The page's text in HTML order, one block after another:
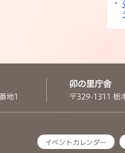
イベントカレンダー
地1
卯の里庁舎
〒329-1311 栃